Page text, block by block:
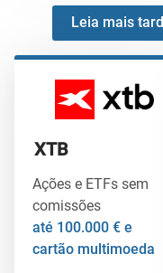
Leia mais
XTB
Ações e ETFs sem
comissões
até 100.000 € e
cartão multimoeda